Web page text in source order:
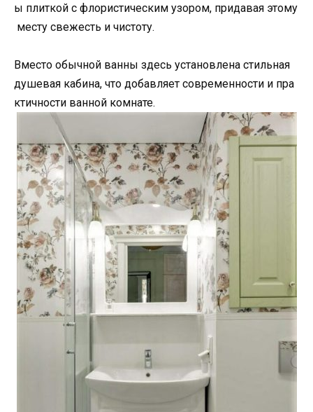
ы плиткой с флористическим узором, придавая этому
месту свежесть и чистоту.
Вместо обычной ванны здесь установлена стильная
душевая кабина, что добавляет современности и пра
ктичности ванной комнате.